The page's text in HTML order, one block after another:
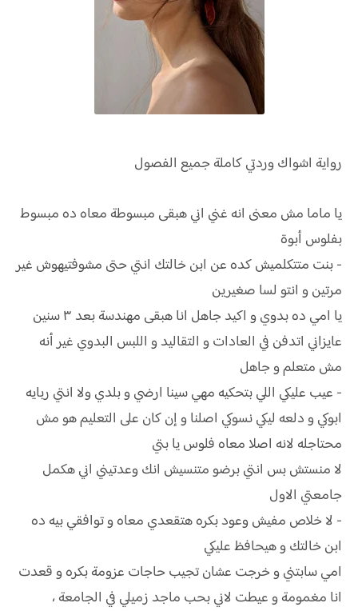
رواية اشواك وردتي كاملة جميع الفصول
يا ماما مش معنى انه غني اني هبقى مبسوطة معاه ده مبسوط
بفلوس أبوة
- بنت متتكلميش كده عن ابن خالتك انتي حتى مشوفتيهوش غير
مرتين و انتو لسا صغيرين
يا امي ده بدوي و اكيد جاهل انا هبقى مهندسة بعد ٣ سنين
عايزاني اتدفن في العادات و التقاليد و اللبس البدوي غير أنه
مش متعلم و جاهل
- عيب عليكي اللي بتحكيه مهي سينا ارضي و بلدي ولا انتي ربايه
ابوكي و دلعه ليكي نسوكي اصلنا و إن كان على التعليم هو مش
محتاجله لانه اصلا معاه فلوس يا بتي
لا منستش بس انتي برضو متنسيش انك وعدتيني اني هكمل
جامعتي الاول
- لا خلاص مفيش وعود بكره هتقعدي معاه و توافقي بيه ده
ابن خالتك و هيحافظ عليكي
امي سابتني و خرجت عشان تجيب حاجات عزومة بكره و قعدت
انا مغمومة و عيطت لاني بحب ماجد زميلي في الجامعة ،